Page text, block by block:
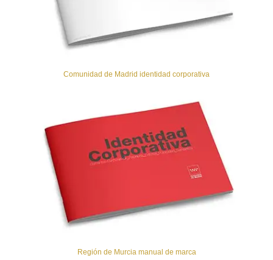
Comunidad de Madrid identidad corporativa
Región de Murcia manual de marca